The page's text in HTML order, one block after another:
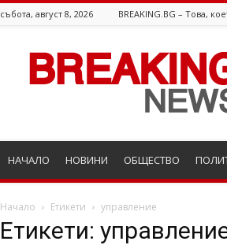
събота, август 8, 2026 BREAKING.BG – Това,
Breaking.bg
НАЧАЛО НОВИНИ ОБЩЕСТВО
Начало Етикети управление
Етикети: